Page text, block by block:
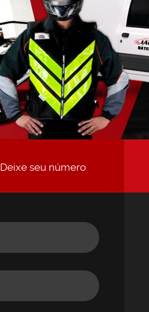
Deixe seu número